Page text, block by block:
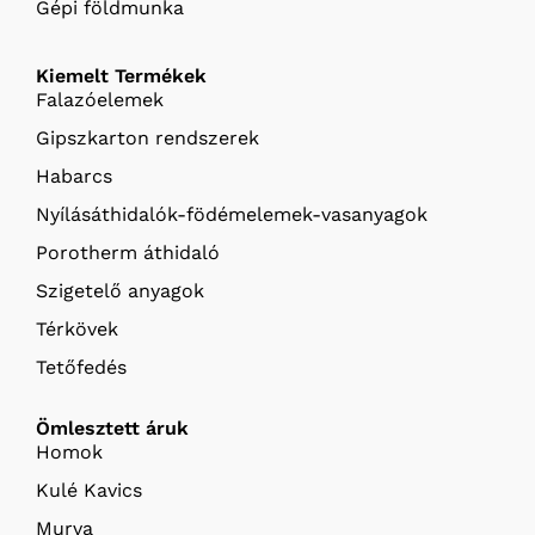
Gépi földmunka
Kiemelt Termékek
Falazóelemek
Gipszkarton rendszerek
Habarcs
Nyílásáthidalók-födémelemek-vasanyagok
Porotherm áthidaló
Szigetelő anyagok
Térkövek
Tetőfedés
Ömlesztett áruk
Homok
Kulé Kavics
Murva